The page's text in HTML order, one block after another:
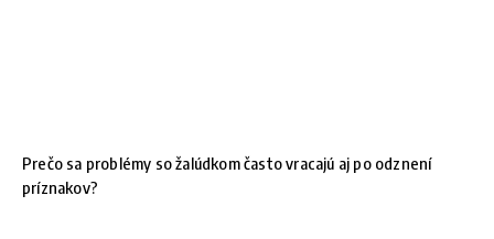
Prečo sa problémy so žalúdkom často vracajú aj po odznení
príznakov?